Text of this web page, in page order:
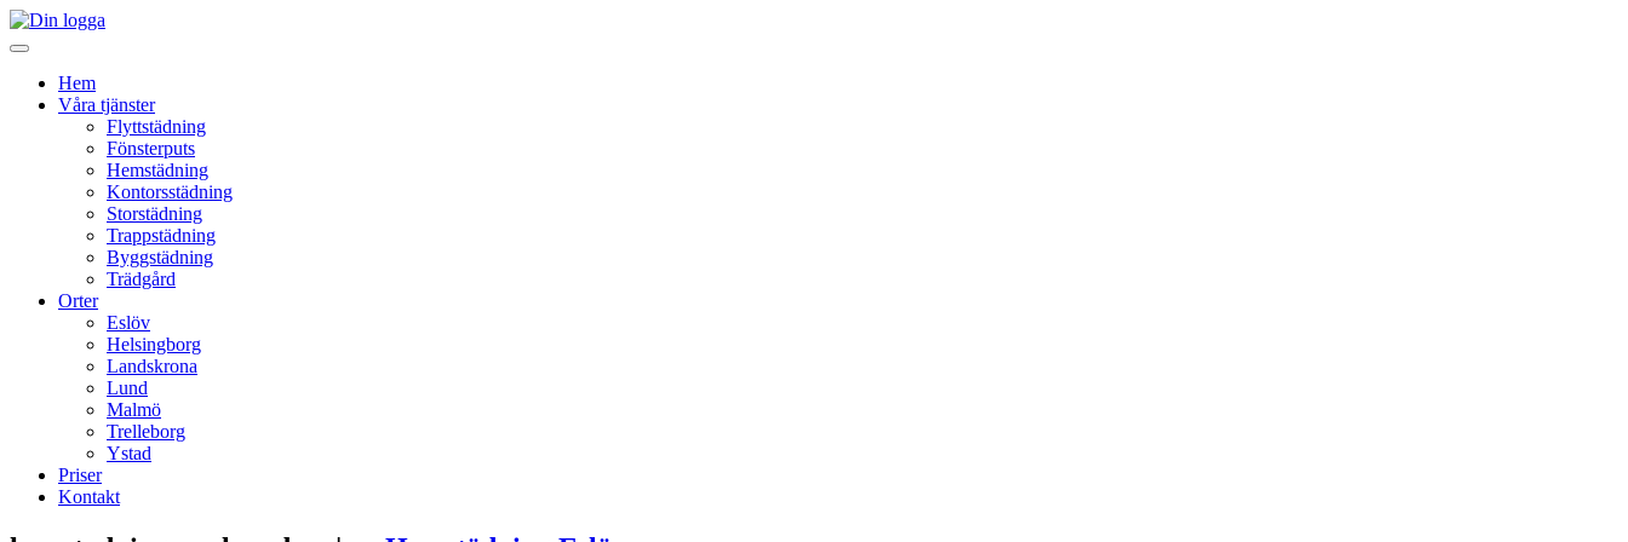
Hem
Våra tjänster
Flyttstädning
Fönsterputs
Hemstädning
Kontorsstädning
Storstädning
Trappstädning
Byggstädning
Trädgård
Orter
Eslöv
Helsingborg
Landskrona
Lund
Malmö
Trelleborg
Ystad
Priser
Kontakt